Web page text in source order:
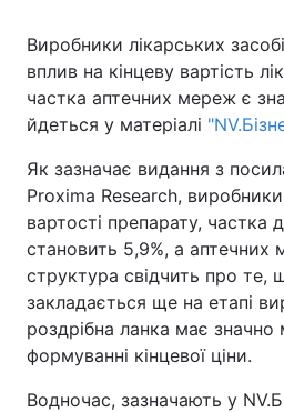
Виробники лікарських
вплив на кінцеву вартість
частка аптечних мереж є
йдеться у матеріалі
Як зазначає видання з
Proxima Research,
вартості препарату, частка
становить 5,9%, а аптечних
структура свідчить про те,
закладається ще на етапі
роздрібна ланка має
формуванні кінцевої ціни.
Водночас, зазначають у